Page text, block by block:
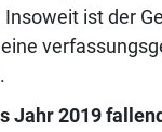
Insoweit ist der
Jahr 2019